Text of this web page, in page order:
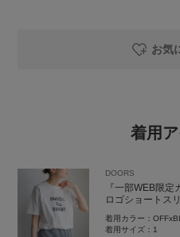
お気
着用
DOORS
『一部WEB限
ロゴショートス
着用カラー：
着用サイズ： 1